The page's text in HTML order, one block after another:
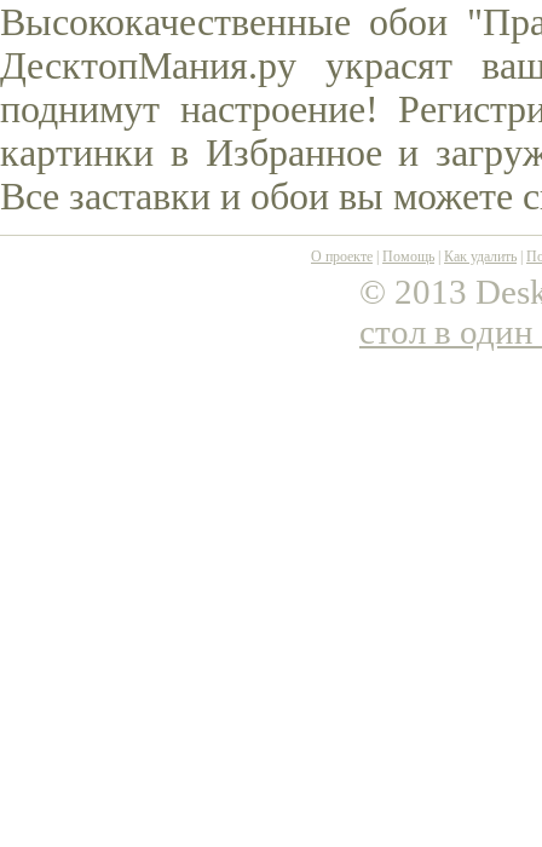
Высококачественные обои
ДесктопМания.ру украсят
поднимут настроение!
картинки в Избранное и
Все заставки и обои вы можете
О проекте Помощь Как удалить
© 2013
стол в